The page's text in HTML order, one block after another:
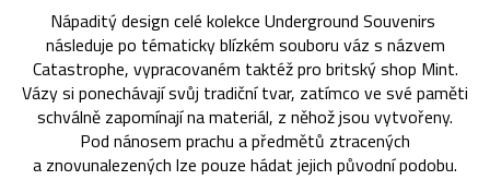
Nápaditý design celé kolekce Underground Souvenirs
následuje po tématicky blízkém souboru váz s názvem
Catastrophe, vypracovaném taktéž pro britský shop Mint.
Vázy si ponechávají svůj tradiční tvar, zatímco ve své paměti
schválně zapomínají na materiál, z něhož jsou vytvořeny.
Pod nánosem prachu a předmětů ztracených
a znovunalezených lze pouze hádat jejich původní podobu.